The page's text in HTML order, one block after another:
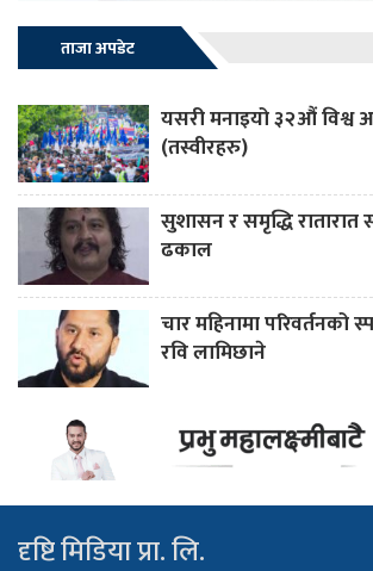
ताजा अपडेट
यसरी मनाइयो ३२औं विश्व
(तस्वीरहरु)
सुशासन र समृद्धि रातारात
ढकाल
चार महिनामा परिवर्तनको
रवि लामिछाने
दृष्टि मिडिया प्रा. लि.